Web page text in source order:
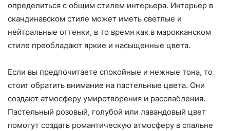
определиться с общим стилем интерьера. Интерьер в
скандинавском стиле может иметь светлые и
нейтральные оттенки, в то время как в марокканском
стиле преобладают яркие и насыщенные цвета.
Если вы предпочитаете спокойные и нежные тона, то
стоит обратить внимание на пастельные цвета. Они
создают атмосферу умиротворения и расслабления.
Пастельный розовый, голубой или лавандовый цвет
помогут создать романтическую атмосферу в спальне